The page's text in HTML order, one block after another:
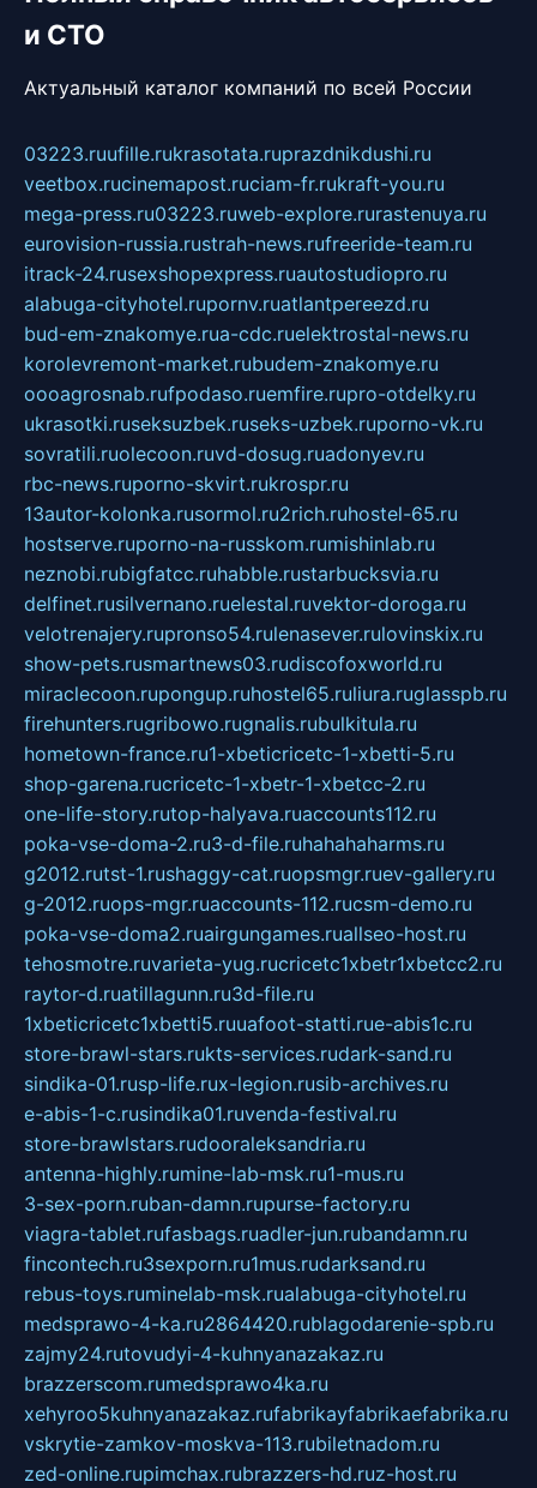
и СТО
Актуальный каталог компаний по всей России
03223.ruufille.rukrasotata.ruprazdnikdushi.ru
veetbox.rucinemapost.ruciam-fr.rukraft-you.ru
mega-press.ru03223.ruweb-explore.rurastenuya.ru
eurovision-russia.rustrah-news.rufreeride-team.ru
itrack-24.rusexshopexpress.ruautostudiopro.ru
alabuga-cityhotel.rupornv.ruatlantpereezd.ru
bud-em-znakomye.rua-cdc.ruelektrostal-news.ru
korolevremont-market.rubudem-znakomye.ru
oooagrosnab.rufpodaso.ruemfire.rupro-otdelky.ru
ukrasotki.ruseksuzbek.ruseks-uzbek.ruporno-vk.ru
sovratili.ruolecoon.ruvd-dosug.ruadonyev.ru
rbc-news.ruporno-skvirt.rukrospr.ru
13autor-kolonka.rusormol.ru2rich.ruhostel-65.ru
hostserve.ruporno-na-russkom.rumishinlab.ru
neznobi.rubigfatcc.ruhabble.rustarbucksvia.ru
delfinet.rusilvernano.ruelestal.ruvektor-doroga.ru
velotrenajery.rupronso54.rulenasever.rulovinskix.ru
show-pets.rusmartnews03.rudiscofoxworld.ru
miraclecoon.rupongup.ruhostel65.ruliura.ruglasspb.ru
firehunters.rugribowo.rugnalis.rubulkitula.ru
hometown-france.ru1-xbeticricetc-1-xbetti-5.ru
shop-garena.rucricetc-1-xbetr-1-xbetcc-2.ru
one-life-story.rutop-halyava.ruaccounts112.ru
poka-vse-doma-2.ru3-d-file.ruhahahaharms.ru
g2012.rutst-1.rushaggy-cat.ruopsmgr.ruev-gallery.ru
g-2012.ruops-mgr.ruaccounts-112.rucsm-demo.ru
poka-vse-doma2.ruairgungames.ruallseo-host.ru
tehosmotre.ruvarieta-yug.rucricetc1xbetr1xbetcc2.ru
raytor-d.ruatillagunn.ru3d-file.ru
1xbeticricetc1xbetti5.ruuafoot-statti.rue-abis1c.ru
store-brawl-stars.rukts-services.rudark-sand.ru
sindika-01.rusp-life.rux-legion.rusib-archives.ru
e-abis-1-c.rusindika01.ruvenda-festival.ru
store-brawlstars.rudooraleksandria.ru
antenna-highly.rumine-lab-msk.ru1-mus.ru
3-sex-porn.ruban-damn.rupurse-factory.ru
viagra-tablet.rufasbags.ruadler-jun.rubandamn.ru
fincontech.ru3sexporn.ru1mus.rudarksand.ru
rebus-toys.ruminelab-msk.rualabuga-cityhotel.ru
medsprawo-4-ka.ru2864420.rublagodarenie-spb.ru
zajmy24.rutovudyi-4-kuhnyanazakaz.ru
brazzerscom.rumedsprawo4ka.ru
xehyroo5kuhnyanazakaz.rufabrikayfabrikaefabrika.ru
vskrytie-zamkov-moskva-113.rubiletnadom.ru
zed-online.rupimchax.rubrazzers-hd.ruz-host.ru